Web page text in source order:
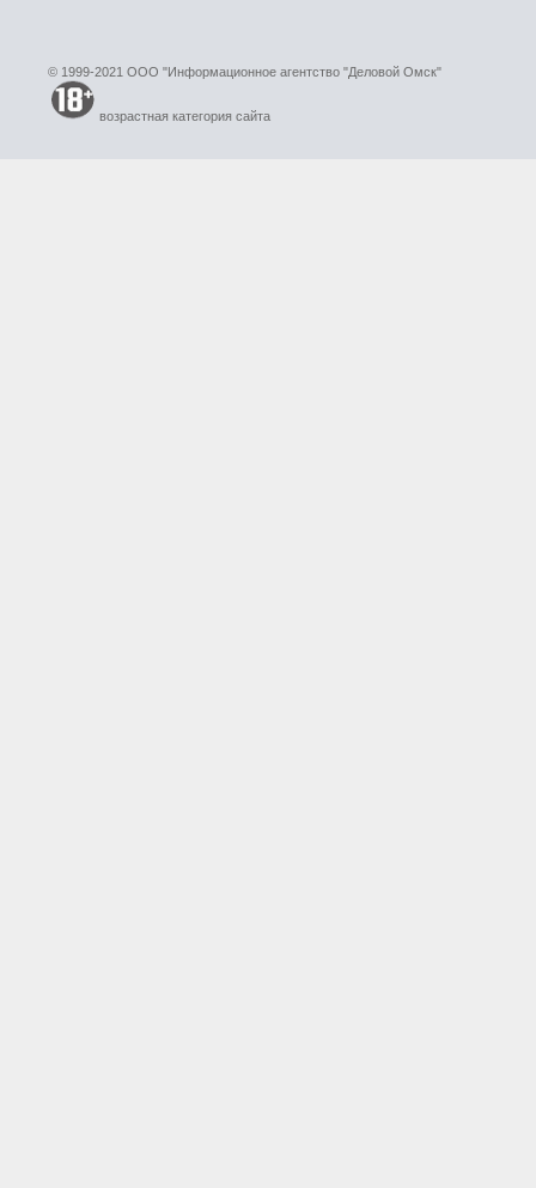
© 1999-2021 ООО "Информационное агентство "Деловой Омск"
возрастная категория сайта